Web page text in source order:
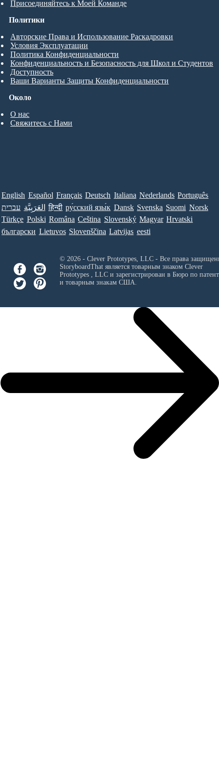
Присоединяйтесь к Моей Команде
Около
О нас
Свяжитесь с Нами
Политики
Авторские Права и Использование Раскадровки
Условия Эксплуатации
Политика Конфиденциальности
Конфиденциальность и Безопасность для Школ и Студентов
Доступность
Ваши Варианты Защиты Конфиденциальности
English Español Français Deutsch Italiana Nederlands Português
עברית العَرَبِيَّة हिन्दी ру́сский язы́к Dansk Svenska Suomi Norsk
Türkçe Polski Româna Ceština Slovenský Magyar Hrvatski
български Lietuvos Slovenščina Latvijas eesti
© 2026 - Clever Prototypes, LLC - Все права
StoryboardThat является товарным знаком Clever
Prototypes , LLCи зарегистрирован в Бюро по
и товарным знакам США.